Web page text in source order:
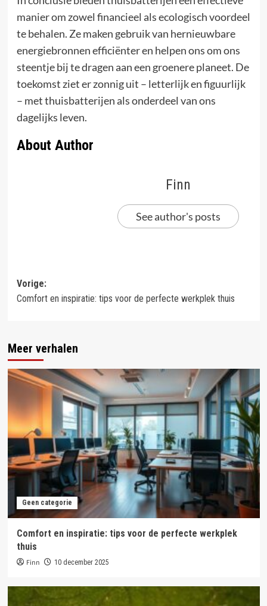
manier om zowel financieel als ecologisch voordeel
te behalen. Ze maken gebruik van hernieuwbare
energiebronnen efficiënter en helpen ons om ons
steentje bij te dragen aan een groenere planeet. De
toekomst ziet er zonnig uit – letterlijk en figuurlijk
– met thuisbatterijen als onderdeel van ons
dagelijks leven.
About Author
Finn
See author's posts
Bericht
navigatie
Vorige:
Comfort en inspiratie: tips voor de perfecte werkplek thuis
Meer verhalen
Geen categorie
Comfort en inspiratie: tips voor de perfecte werkplek
thuis
Finn 10 december 2025